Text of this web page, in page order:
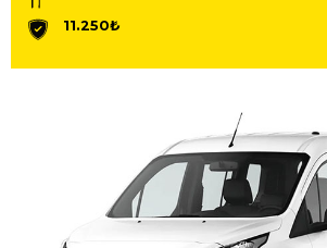
11.250₺